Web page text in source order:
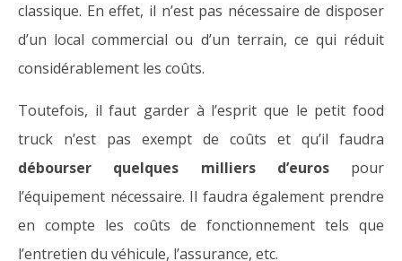
classique. En effet, il n’est pas nécessaire de disposer
d’un local commercial ou d’un terrain, ce qui réduit
considérablement les coûts.
Toutefois, il faut garder à l’esprit que le petit food
truck n’est pas exempt de coûts et qu’il faudra
débourser quelques milliers d’eurospour
l’équipement nécessaire. Il faudra également prendre
en compte les coûts de fonctionnement tels que
l’entretien du véhicule, l’assurance, etc.